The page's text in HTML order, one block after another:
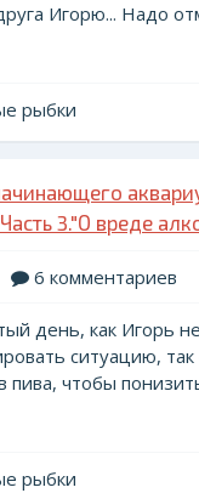
Игорю... Надо
рыбки
3."О вреде
6 комментариев
день, как Игорь
ситуацию, так
пива, чтобы
рыбки